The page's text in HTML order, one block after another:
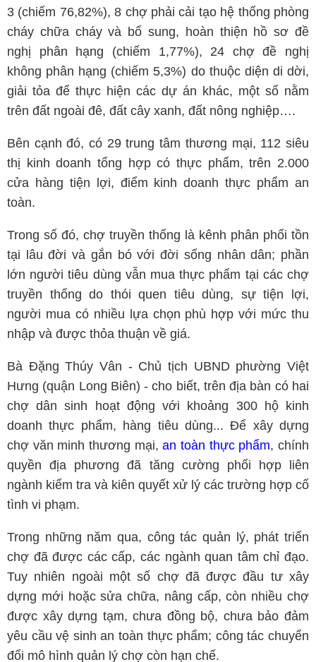
3 (chiếm 76,82%), 8 chợ phải cải tạo hệ thống phòng
cháy chữa cháy và bổ sung, hoàn thiện hồ sơ đề
nghị phân hạng (chiếm 1,77%), 24 chợ đề nghị
không phân hạng (chiếm 5,3%) do thuộc diện di dời,
giải tỏa để thực hiện các dự án khác, một số nằm
trên đất ngoài đê, đất cây xanh, đất nông nghiệp….
Bên cạnh đó, có 29 trung tâm thương mại, 112 siêu
thị kinh doanh tổng hợp có thực phẩm, trên 2.000
cửa hàng tiện lợi, điểm kinh doanh thực phẩm an
toàn.
Trong số đó, chợ truyền thống là kênh phân phối tồn
tại lâu đời và gắn bó với đời sống nhân dân; phần
lớn người tiêu dùng vẫn mua thực phẩm tại các chợ
truyền thống do thói quen tiêu dùng, sự tiện lợi,
người mua có nhiều lựa chọn phù hợp với mức thu
nhập và được thỏa thuận về giá.
Bà Đặng Thúy Vân - Chủ tịch UBND phường Việt
Hưng (quận Long Biên) - cho biết, trên địa bàn có hai
chợ dân sinh hoạt động với khoảng 300 hộ kinh
doanh thực phẩm, hàng tiêu dùng... Để xây dựng
chợ văn minh thương mại,an toàn thực phẩm, chính
quyền địa phương đã tăng cường phối hợp liên
ngành kiểm tra và kiên quyết xử lý các trường hợp cố
tình vi phạm.
Trong những năm qua, công tác quản lý, phát triển
chợ đã được các cấp, các ngành quan tâm chỉ đạo.
Tuy nhiên ngoài một số chợ đã được đầu tư xây
dựng mới hoặc sửa chữa, nâng cấp, còn nhiều chợ
được xây dựng tạm, chưa đồng bộ, chưa bảo đảm
yêu cầu vệ sinh an toàn thực phẩm; công tác chuyển
đổi mô hình quản lý chợ còn hạn chế.